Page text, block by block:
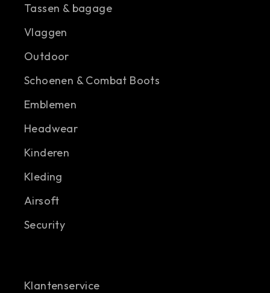
Tassen & bagage
Vlaggen
Outdoor
Schoenen & Combat Boots
Emblemen
Headwear
Kinderen
Kleding
Airsoft
Security
Klantenservice